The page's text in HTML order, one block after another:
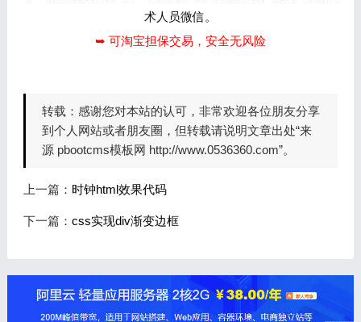
术人员微信。
➥ 可淘宝担保交易，安全无风险
转载： 感谢您对本站的认可，非常欢迎各位朋友分享
到个人网站或者朋友圈，但转载请说明文章出处“来
源 pbootcms模板网 http://www.0536360.com”。
上一篇： 时钟html效果代码
下一篇： css实现div渐变边框